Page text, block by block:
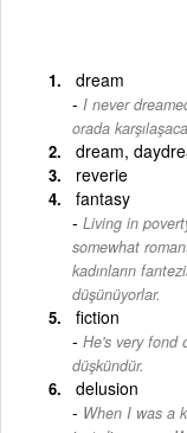
dream
I never
orada
dream,
reverie
fantasy
Living in
somewhat
kadınların
düşünüyorlar.
fiction
He's very fond
düşkündür.
delusion
When I was a